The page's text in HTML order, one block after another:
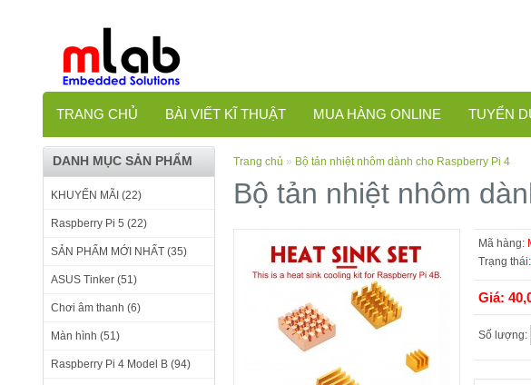
TRANG CHỦ BÀI VIẾT KĨ THUẬT MUA HÀNG ONLINE TUYỂN
DANH MỤC SẢN PHẨM
KHUYẾN MÃI (22)
Raspberry Pi 5 (22)
SẢN PHẨM MỚI NHẤT (35)
ASUS Tinker (51)
Chơi âm thanh (6)
Màn hình (51)
Raspberry Pi 4 Model B (94)
Trang chủ » Bộ tản nhiệt nhôm dành cho Raspberry Pi 4
Bộ tản nhiệt nhôm
Mã hàng:
Trạng thái:
Giá:
Số lượng: